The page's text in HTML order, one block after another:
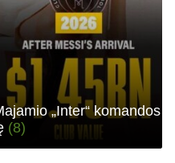
„Inter“ komandos
(8)